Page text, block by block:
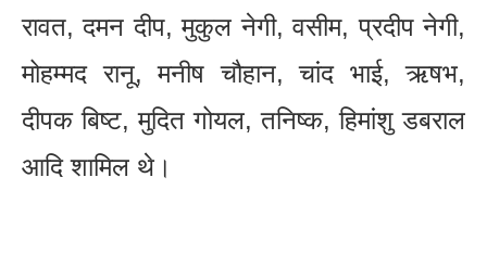
रावत, दमन दीप, मुकुल नेगी, वसीम, प्रदीप नेगी,
मोहम्मद रानू, मनीष चौहान, चांद भाई, ऋषभ,
दीपक बिष्ट, मुदित गोयल, तनिष्क, हिमांशु डबराल
आदि शामिल थे।